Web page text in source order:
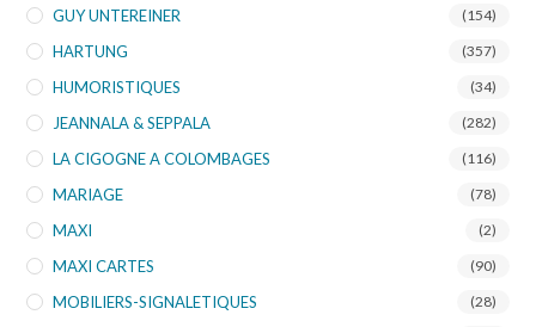
GUY UNTEREINER (154)
HARTUNG (357)
HUMORISTIQUES (34)
JEANNALA & SEPPALA (282)
LA CIGOGNE A COLOMBAGES (116)
MARIAGE (78)
MAXI (2)
MAXI CARTES (90)
MOBILIERS-SIGNALETIQUES (28)